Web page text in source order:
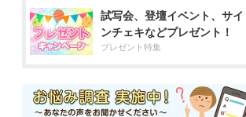
試写会、登壇イベント、サイ
ンチェキなどプレゼント！
プレゼント特集